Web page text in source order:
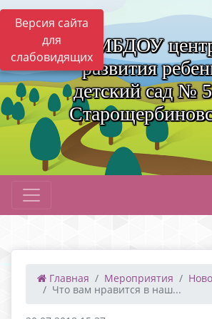
Версия сайта
для
слабовидящих
МБДОУ
развития
детский сад №
Главная Мероприятия
Что вам нравится в наш...